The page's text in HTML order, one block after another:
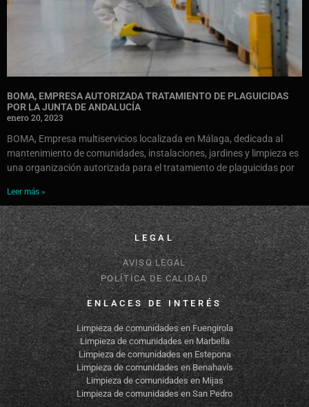
BOMA, EMPRESA AUTORIZADA TRATAMIENTO DE PLAGUICIDAS
POR LA JUNTA DE ANDALUCÍA
enero 20, 2023
BOMA, Empresa multiservicios localizada en Málaga, dedicada al
mantenimiento de comunidades, instalaciones, jardines y limpieza es
una organización autorizada para el tratamiento de plaguicidas por
Leer más »
LEGAL
AVISO LEGAL
POLÍTICA DE CALIDAD
ENLACES DE INTERÉS
Limpieza de comunidades en Fuengirola
Limpieza de comunidades en Marbella
Limpieza de comunidades en Estepona
Limpieza de comunidades en Benahavís
Limpieza de comunidades en Mijas
Limpieza de comunidades en San Pedro